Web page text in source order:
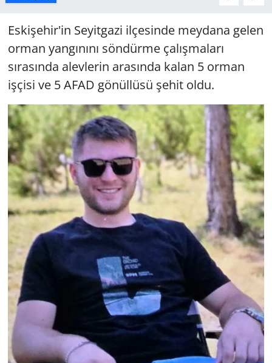
Eskişehir'in Seyitgazi ilçesinde meydana gelen
orman yangınını söndürme çalışmaları
sırasında alevlerin arasında kalan 5 orman
işçisi ve 5 AFAD gönüllüsü şehit oldu.